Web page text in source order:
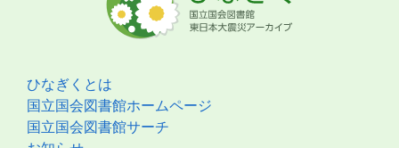
ひなぎくとは
国立国会図書館ホームページ
国立国会図書館サーチ